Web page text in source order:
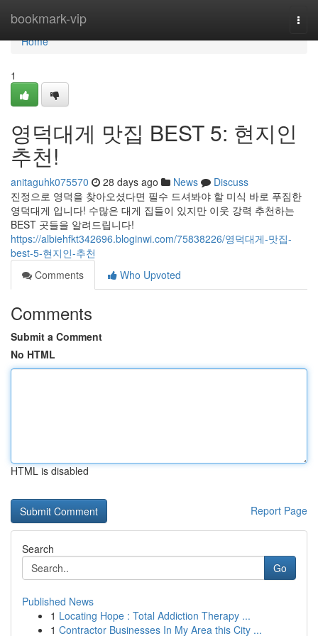
bookmark-vip
Home
Home
1
영덕대게 맛집 BEST 5: 현지인
추천!
anitaguhk075570 28 days ago News
Discuss
진정으로 영덕을 찾아오셨다면 필수 드셔봐야 할 미식 바로 푸짐한
영덕대게 입니다! 수많은 대게 집들이 있지만 이웃 강력 추천하는
BEST 곳들을 알려드립니다!
https://albiehfkt342696.bloginwi.com/75838226/영덕대게-맛집-
best-5-현지인-추천
Comments
Who Upvoted
Comments
Submit a Comment
No HTML
HTML is disabled
Report Page
Search
Go
Published News
1 Locating Hope : Total Addiction Therapy ...
1 Contractor Businesses In My Area this City ...